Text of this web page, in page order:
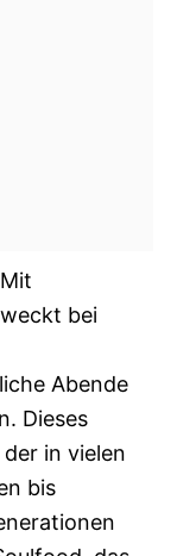
bei
Abende
Dieses
in vielen
bis